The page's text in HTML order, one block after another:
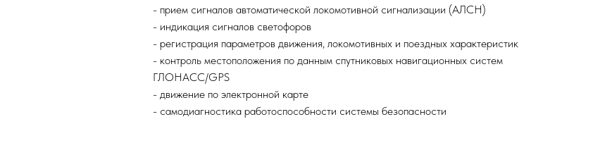
- прием сигналов автоматической локомотивной сигнализации (АЛСН)
- индикация сигналов светофоров
- регистрация параметров движения, локомотивных и поездных характеристик
- контроль местоположения по данным спутниковых навигационных систем
ГЛОНАСС/GPS
- движение по электронной карте
- самодиагностика работоспособности системы безопасности